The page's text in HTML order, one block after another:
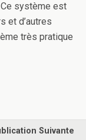
système est
et d’autres
très pratique
Suivante